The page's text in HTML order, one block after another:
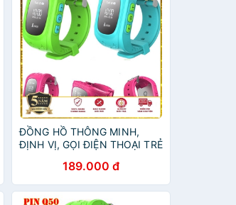
ĐỒNG HỒ THÔNG MINH,
ĐỊNH VỊ, GỌI ĐIỆN THOẠI TRẺ
189.000 đ